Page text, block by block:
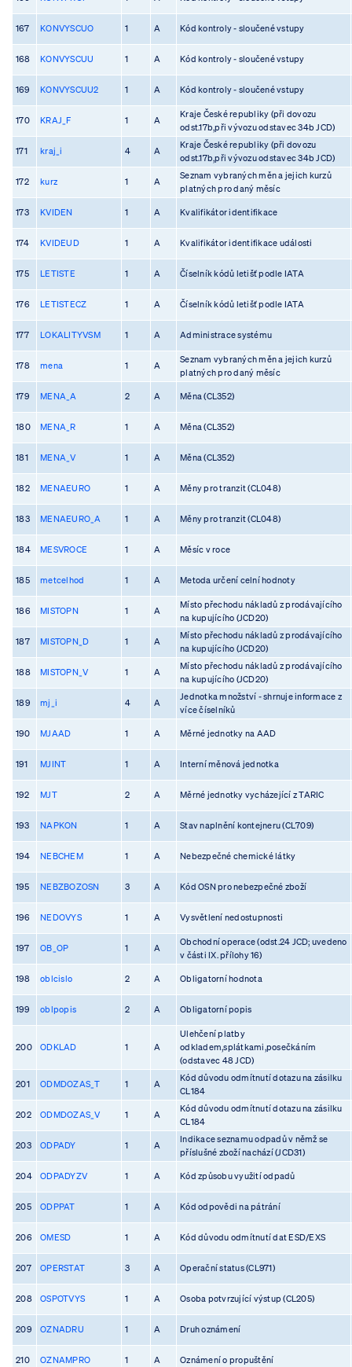
167 KONVYSCUO 1 A Kód kontroly - sloučené vstupy
168 KONVYSCUU 1 A Kód kontroly - sloučené vstupy
169 KONVYSCUU2 1 A Kód kontroly - sloučené vstupy
170 KRAJ_F 1 A
Kraje České republiky (při dovozu
odst.17b,při vývozu odstavec 34b JCD)
171 kraj_i 4 A
Kraje České republiky (při dovozu
odst.17b,při vývozu odstavec 34b JCD)
172 kurz 1 A
Seznam vybraných měn a jejich kurzů
platných pro daný měsíc
173 KVIDEN 1 A Kvalifikátor identifikace
174 KVIDEUD 1 A Kvalifikátor identifikace události
175 LETISTE 1 A Číselník kódů letišť podle IATA
176 LETISTECZ 1 A Číselník kódů letišť podle IATA
177 LOKALITYVSM 1 A Administrace systému
178 mena 1 A
Seznam vybraných měn a jejich kurzů
platných pro daný měsíc
179 MENA_A 2 A Měna (CL352)
180 MENA_R 1 A Měna (CL352)
181 MENA_V 1 A Měna (CL352)
182 MENAEURO 1 A Měny pro tranzit (CL048)
183 MENAEURO_A 1 A Měny pro tranzit (CL048)
184 MESVROCE 1 A Měsíc v roce
185 metcelhod 1 A Metoda určení celní hodnoty
186 MISTOPN 1 A
Místo přechodu nákladů z prodávajícího
na kupujícího (JCD20)
187 MISTOPN_D 1 A
Místo přechodu nákladů z prodávajícího
na kupujícího (JCD20)
188 MISTOPN_V 1 A
Místo přechodu nákladů z prodávajícího
na kupujícího (JCD20)
189 mj_i 4 A
Jednotka množství - shrnuje informace z
více číselníků
190 MJAAD 1 A Měrné jednotky na AAD
191 MJINT 1 A Interní měnová jednotka
192 MJT 2 A Měrné jednotky vycházející z TARIC
193 NAPKON 1 A Stav naplnění kontejneru (CL709)
194 NEBCHEM 1 A Nebezpečné chemické látky
195 NEBZBOZOSN 3 A Kód OSN pro nebezpečné zboží
196 NEDOVYS 1 A Vysvětlení nedostupnosti
197 OB_OP 1 A
Obchodní operace (odst.24 JCD; uvedeno
v části IX. přílohy 16)
198 oblcislo 2 A Obligatorní hodnota
199 oblpopis 2 A Obligatorní popis
200 ODKLAD 1 A
Ulehčení platby
odkladem,splátkami,posečkáním
(odstavec 48 JCD)
201 ODMDOZAS_T 1 A
Kód důvodu odmítnutí dotazu na zásilku
CL184
202 ODMDOZAS_V 1 A
Kód důvodu odmítnutí dotazu na zásilku
CL184
203 ODPADY 1 A
Indikace seznamu odpadů v němž se
příslušné zboží nachází (JCD31)
204 ODPADYZV 1 A Kód způsobu využití odpadů
205 ODPPAT 1 A Kód odpovědi na pátrání
206 OMESD 1 A Kód důvodu odmítnutí dat ESD/EXS
207 OPERSTAT 3 A Operační status (CL971)
208 OSPOTVYS 1 A Osoba potvrzující výstup (CL205)
209 OZNADRU 1 A Druh oznámení
210 OZNAMPRO 1 A Oznámení o propuštění